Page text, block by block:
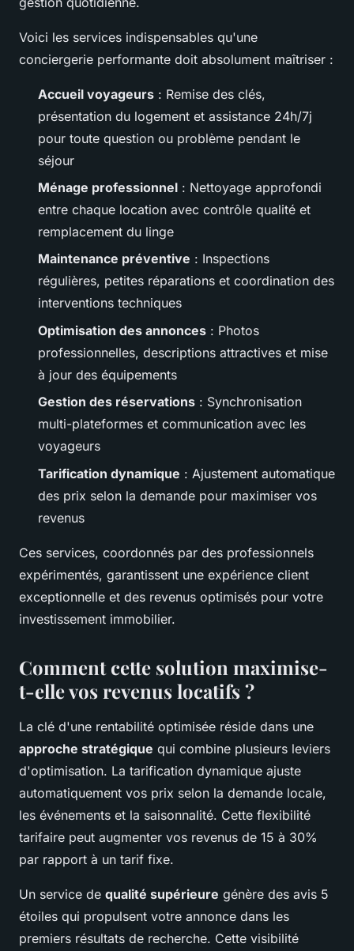
Voici les services indispensables qu'une
conciergerie performante doit absolument maîtriser :
Accueil voyageurs : Remise des clés,
présentation du logement et assistance 24h/7j
pour toute question ou problème pendant le
séjour
Ménage professionnel : Nettoyage approfondi
entre chaque location avec contrôle qualité et
remplacement du linge
Maintenance préventive : Inspections
régulières, petites réparations et coordination des
interventions techniques
Optimisation des annonces : Photos
professionnelles, descriptions attractives et mise
à jour des équipements
Gestion des réservations : Synchronisation
multi-plateformes et communication avec les
voyageurs
Tarification dynamique : Ajustement automatique
des prix selon la demande pour maximiser vos
revenus
Ces services, coordonnés par des professionnels
expérimentés, garantissent une expérience client
exceptionnelle et des revenus optimisés pour votre
investissement immobilier.
Comment cette solution maximise-
t-elle vos revenus locatifs ?
La clé d'une rentabilité optimisée réside dans une
approche stratégique qui combine plusieurs leviers
d'optimisation. La tarification dynamique ajuste
automatiquement vos prix selon la demande locale,
les événements et la saisonnalité. Cette flexibilité
tarifaire peut augmenter vos revenus de 15 à 30%
par rapport à un tarif fixe.
Un service de qualité supérieure génère des avis 5
étoiles qui propulsent votre annonce dans les
premiers résultats de recherche. Cette visibilité